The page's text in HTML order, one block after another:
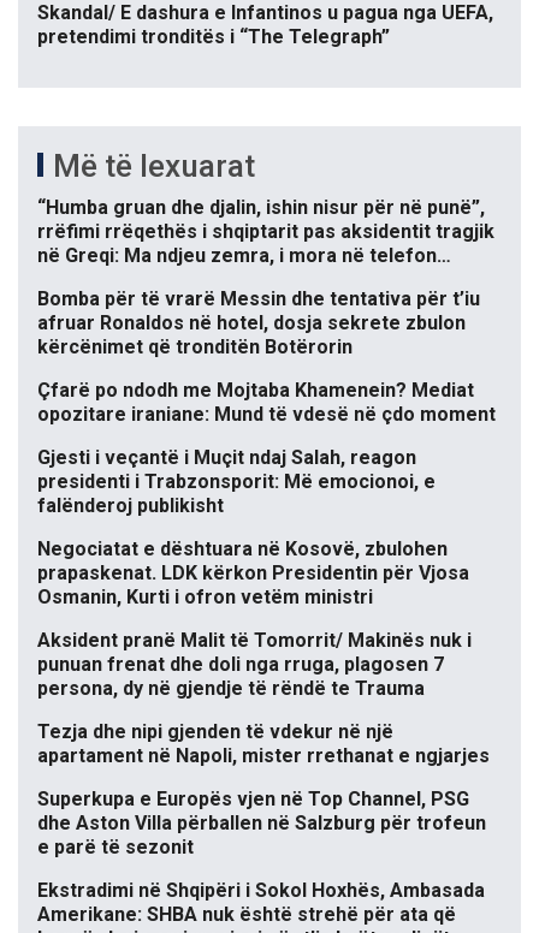
Skandal/ E dashura e Infantinos u pagua nga UEFA,
pretendimi tronditës i “The Telegraph”
Më të lexuarat
“Humba gruan dhe djalin, ishin nisur për në punë”,
rrëfimi rrëqethës i shqiptarit pas aksidentit tragjik
në Greqi: Ma ndjeu zemra, i mora në telefon…
Bomba për të vrarë Messin dhe tentativa për t’iu
afruar Ronaldos në hotel, dosja sekrete zbulon
kërcënimet që tronditën Botërorin
Çfarë po ndodh me Mojtaba Khamenein? Mediat
opozitare iraniane: Mund të vdesë në çdo moment
Gjesti i veçantë i Muçit ndaj Salah, reagon
presidenti i Trabzonsporit: Më emocionoi, e
falënderoj publikisht
Negociatat e dështuara në Kosovë, zbulohen
prapaskenat. LDK kërkon Presidentin për Vjosa
Osmanin, Kurti i ofron vetëm ministri
Aksident pranë Malit të Tomorrit/ Makinës nuk i
punuan frenat dhe doli nga rruga, plagosen 7
persona, dy në gjendje të rëndë te Trauma
Tezja dhe nipi gjenden të vdekur në një
apartament në Napoli, mister rrethanat e ngjarjes
Superkupa e Europës vjen në Top Channel, PSG
dhe Aston Villa përballen në Salzburg për trofeun
e parë të sezonit
Ekstradimi në Shqipëri i Sokol Hoxhës, Ambasada
Amerikane: SHBA nuk është strehë për ata që